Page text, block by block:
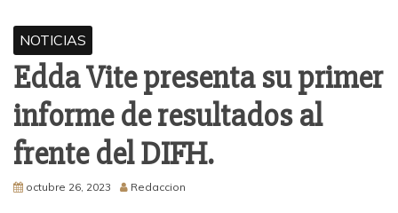
NOTICIAS
Edda Vite presenta su primer
informe de resultados al
frente del DIFH.
octubre 26, 2023 Redaccion